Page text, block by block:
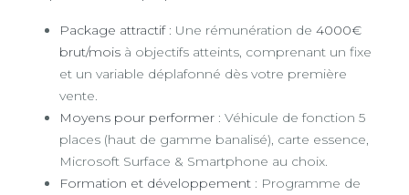
Package attractif: Une rémunération de 4000€
brut/mois à objectifs atteints, comprenant un fixe
et un variable déplafonné dès votre première
vente.
Moyens pour performer : Véhicule de fonction 5
places (haut de gamme banalisé), carte essence,
Microsoft Surface & Smartphone au choix.
Formation et développement : Programme de